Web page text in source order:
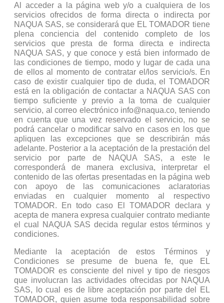
Al acceder a la página web y/o a cualquiera de los
servicios ofrecidos de forma directa o indirecta por
NAQUA SAS, se considerará que EL TOMADOR tiene
plena conciencia del contenido completo de los
servicios que presta de forma directa e indirecta
NAQUA SAS, y que conoce y está bien informado de
las condiciones de tiempo, modo y lugar de cada una
de ellos al momento de contratar el/los servicio/s. En
caso de existir cualquier tipo de duda, el TOMADOR
está en la obligación de contactar a NAQUA SAS con
tiempo suficiente y previo a la toma de cualquier
servicio, al correo electrónico info@naqua.co, teniendo
en cuenta que una vez reservado el servicio, no se
podrá cancelar o modificar salvo en casos en los que
apliquen las excepciones que se describirán más
adelante. Posterior a la aceptación de la prestación del
servicio por parte de NAQUA SAS, a este le
corresponderá de manera exclusiva, interpretar el
contenido de las ofertas presentadas en la página web
con apoyo de las comunicaciones aclaratorias
enviadas en cualquier momento al respectivo
TOMADOR. En todo caso El TOMADOR declara y
acepta de manera expresa cualquier contrato mediante
el cual NAQUA SAS decida regular estos términos y
condiciones.
Mediante la aceptación de estos Términos y
Condiciones se presume de buena fe, que EL
TOMADOR es consciente del nivel y tipo de riesgos
que involucran las actividades ofrecidas por NAQUA
SAS, lo cual es de libre aceptación por parte del EL
TOMADOR, quien asume toda responsabilidad sobre